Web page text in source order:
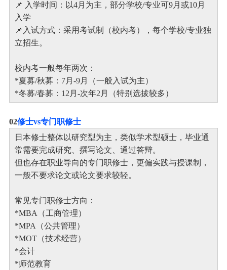
📌 入学时间：以4月为主，部分学校/专业可9月或10月
入学
📌入试方式：采用考试制（校内考），每个学校/专业独
立招生。
校内考一般每年两次：
*夏募/秋募：7月-9月（一般入试为主）
*冬募/春募：12月-次年2月（特别选拔较多）
02修士vs专门职修士
日本修士整体以研究型为主，类似学术型硕士，毕业通
常需要完成研究、撰写论文、通过答辩。
但也存在职业导向的专门职修士，更偏实践与授课制，
一般不要求论文或论文要求较轻。
常见专门职修士方向：
*MBA（工商管理）
*MPA（公共管理）
*MOT（技术经营）
*会计
*师范教育